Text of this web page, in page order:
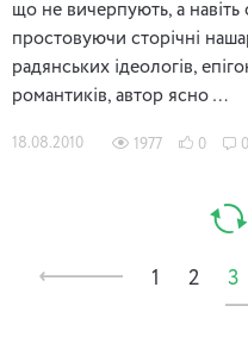
що не вичерпують, а
простовуючи сторічні
радянських ідеологів,
романтиків, автор ясно …
18.08.2010 1977 0 0
1 2 3